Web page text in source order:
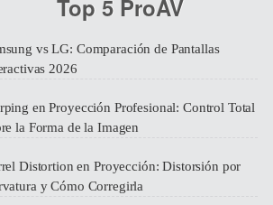
Top 5 ProAV
vs LG: Comparación de Pantallas
2026
en Proyección Profesional: Control Total
la Forma de la Imagen
Distortion en Proyección: Distorsión por
y Cómo Corregirla